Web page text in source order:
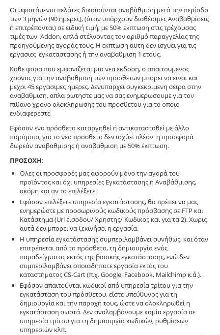
Οι υφιστάμενοι πελάτες δικαιούνται αναβάθμιση μετά την περίοδο
των 3 μηνών (90 ημερες), (όταν υπάρχουν διαθέσιμες Αναβαθμίσεις
ή επιτρέπονται) σε ειδική τιμή, με 50% έκπτωση στις τρέχουσας
τιμές των Addon, απλά στέλνοντας τον αριθμό παραγγελίας της
προηγούμενης αγοράς τους. H εκπτωση αυτη δεν ισχυει για τις
εργασιες εγκαταστασης ή την αναβαθμιση 1 ετους.
Καθε φορα που εμφανιζεται μια νεα εκδοση, ο απαιτουμενος
χρονος για την αναβαθμιση των προσθετων μπορει να ειναι και
μεχρι 45 εργασιμες ημερες. Δενυπαρχει συγκεκριμενη σειρα στην
αναβαθμιση, απλα ρωτηστε μας να σας ενημερωσουμε για τον
πιθανο χρονο ολοκληρωσης του προσθετου για το οποιο
ενδιαφερεστε.
Εφόσον ενα πρόσθετο καταργηθεί ή αντικατασταθεί με άλλο
παρόμοιο, για το νεο προσθετο δεν ισχύει πλέον η προσφορά
δωρεάν αναβαθμισης ή αναβαθμιση με 50% έκπτωση.
ΠΡΟΣΟΧΗ:
Όλες οι προσφορές μας αφορούν μόνο την αγορά του
προϊόντος και όχι υπηρεσίες Εγκατάστασης ή Αναβάθμισης,
ακόμη και αν το επιλέξετε.
Εφόσον επιλέξετε υπηρεσία εγκατάστασης, θα πρέπει να μας
ενημερώστε με προσωρινούς κωδικούς πρόσβασης σε FTP και
Κατάστημα (Url εισοδου/ Χρηστης/ Κωδικος και για τα 2). Χωρις
αυτά δεν μπορει να ξεκινήσει η εργασία.
Η υπηρεσία εγκατάστασης συμπεριλαμβάνει συνήθως, και όταν
επιτρέπεται από το πρόσθετο, τη δημιουργία ενός
παραδείγματος εκτός της βασικής εγκατάστασης, ενώ δεν
συμπεριλαμβάνει οποιαδήποτε εργασία εκτός του
καταστήματος CS-Cart (π.χ. Google, Facebook, Mailchimp κ.ά.).
Εφόσον απαιτούνται κωδικοί από υπηρεσία τρίτου για την
εγκατάσταση του πρόσθετου, είστε υπεύθυνος για τη
δημιουργία και την παροχή τους, ώστε να ολοκληρωθεί η
εγκατάσταση σωστά. Δεν αναλαμβάνουμε καμία εργασία σε
υπηρεσία τρίτου για τη δημιουργία κωδικών, ρυθμίσεων
υπηρεσιών κλπ.